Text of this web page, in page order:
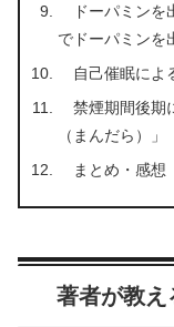
ドーパミンを
でドーパミンを
自己催眠によ
禁煙期間後期
（まんだら）」
まとめ・感想
著者が教え